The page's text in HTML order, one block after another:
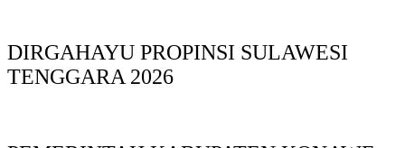
DIRGAHAYU PROPINSI SULAWESI
TENGGARA 2026